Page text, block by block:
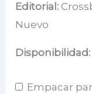
$
Editorial:
Nuevo
Disponibilidad:
Empacar